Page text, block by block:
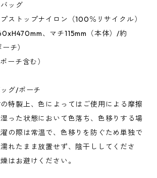
ッグ
ストップナイロン（100％リサイクル）
、マチ115mm（本体）/約
チ）
ーチ含む）
グ/ポーチ
特製上、色によってはご使用による摩擦
った状態において色落ち、色移りする場
の際は常温で、色移りを防ぐため単独で
れたまま放置せず、陰干ししてくださ
はお避けください。